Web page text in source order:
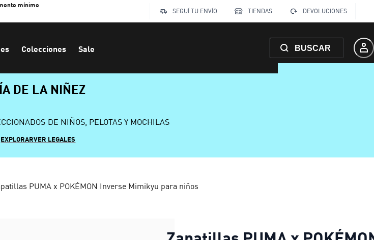
mínimo
SEGUÍ TU ENVÍO
TIENDAS DEVOLUCIONES
Colecciones Sale BUSCAR
DE LA NIÑEZ
DE NIÑOS, PELOTAS Y MOCHILAS
EXPLORARVER LEGALES
PUMA x POKÉMON Inverse Mimikyu para niños